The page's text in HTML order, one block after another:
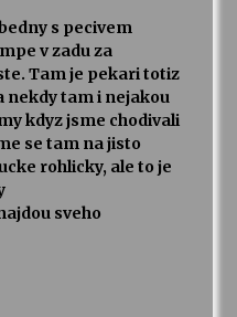
svět
s pecivem
v zadu za
Tam je pekari totiz
nekdy tam i nejakou
kdyz jsme chodivali
se tam na jisto
rohlicky, ale to je
sveho